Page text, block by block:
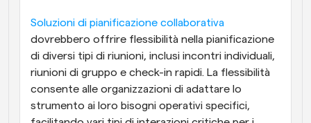
Soluzioni di pianificazione collaborativa
dovrebbero offrire flessibilità nella pianificazione
di diversi tipi di riunioni, inclusi incontri individuali,
riunioni di gruppo e check-in rapidi. La flessibilità
consente alle organizzazioni di adattare lo
strumento ai loro bisogni operativi specifici,